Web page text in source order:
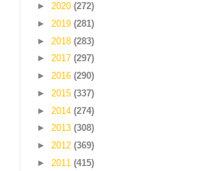
►2020(272)
► 2019(281)
► 2018(283)
►2017(297)
►2016(290)
► 2015(337)
► 2014(274)
►2013(308)
►2012(369)
► 2011(415)